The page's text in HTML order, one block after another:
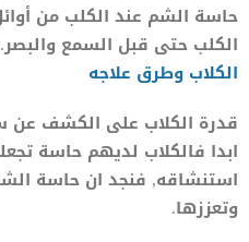
حاسة الشم عند الكلب من
الكلب حتى قبل السمع والبصر.
الكلاب وطرق علاجه
قدرة الكلاب على الكشف عن
ابدا فالكلاب لديهم حاسة
استنشاقه, فنجد ان حاسة
وتعززها.